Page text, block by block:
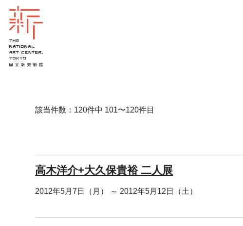
該当件数：120件中 101〜120件目
高木洋介+大久保貴裕 二人展
2012年5月7日（月） ～ 2012年5月12日（土）